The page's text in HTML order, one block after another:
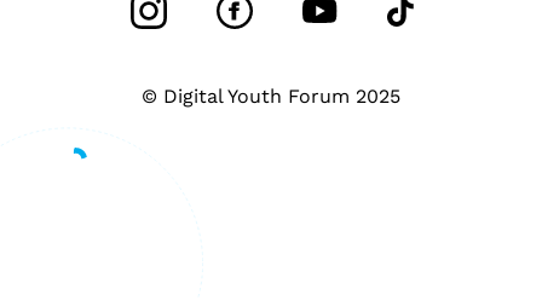
© Digital Youth Forum 2025